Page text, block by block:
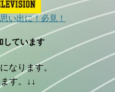
い出に！必見！
しています
なります。
す。↓↓